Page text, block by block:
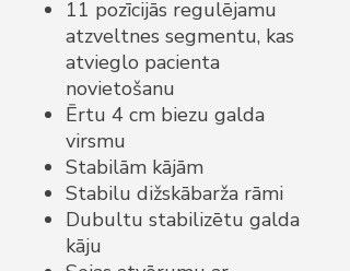
11 pozīcijās regulējamu
atzveltnes segmentu, kas
atvieglo pacienta
novietošanu
Ērtu 4 cm biezu galda
virsmu
Stabilām kājām
Stabilu dižskābarža rāmi
Dubultu stabilizētu galda
kāju